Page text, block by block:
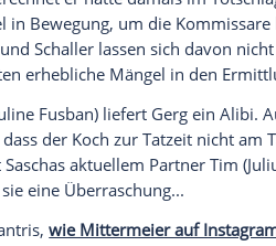
mir externe Inhalte angezeigt
werden.Mehr dazu in
von Regisseur Anno
Heerwagen), Harald
Held) in die gehobene